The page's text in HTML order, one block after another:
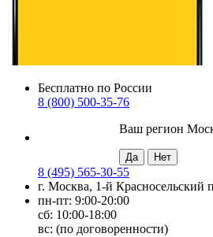
Бесплатно по России
8 (800) 500-35-76
Ваш регион
8 (495) 565-30-55
г. Москва, 1-й Красносельский
пн-пт: 9:00-20:00
сб: 10:00-18:00
вс: (по договоренности)